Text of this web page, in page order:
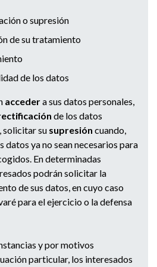
o supresión
de su tratamiento
de los datos
accedera sus datos personales,
de los datos
solicitar su supresión cuando,
ya no sean necesarios para
En determinadas
podrán solicitar la
de sus datos, en cuyo caso
para el ejercicio o la defensa
y por motivos
particular, los interesados